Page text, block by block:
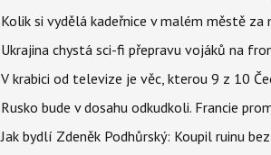
Kolik si vydělá kadeřnice v malém městě
Ukrajina chystá sci-fi přepravu vojáků na
V krabici od televize je věc, kterou 9 z 10
Rusko bude v dosahu odkudkoli. Francie
Jak bydlí Zdeněk Podhůrský: Koupil ruinu